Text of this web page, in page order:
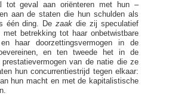
tot geval aan oriënteren met hun –
aan de staten die hun schulden als
één ding. Dezaakdie zij speculatief
betrekking tot haar onbetwistbare
haar doorzettingsvermogen in de
en ten tweede het in de
van de natie die ze
hun concurrentiestrijd tegen elkaar:
hun macht en met de kapitalistische